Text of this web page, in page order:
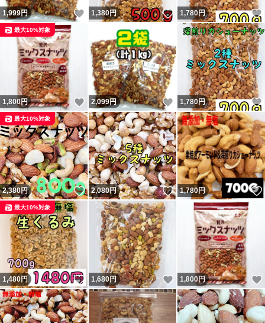
1,999円 いいね！
1,380円 いいね！
1,780円
1,800円 いいね！
最大10%対象
2,099円 いいね！
1,780円
2,380円 いいね！
最大10%対象
2,080円 いいね！
1,780円
1,480円 いいね！
最大10%対象
1,680円 いいね！
1,800円